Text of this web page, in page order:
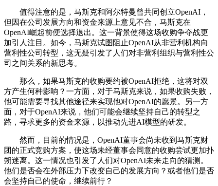
值得注意的是，马斯克和阿尔特曼曾共同创立OpenAI，
但因在公司发展方向和资金来源上意见不合，马斯克在
OpenAI崛起前便选择退出。这一背景使得这场收购争夺战更
加引人注目。如今，马斯克试图阻止OpenAI从非营利机构向
营利性公司转型，这无疑引发了人们对非营利组织与营利性公
司之间关系的新思考。
那么，如果马斯克的收购要约被OpenAI拒绝，这将对双
方产生何种影响？一方面，对于马斯克来说，如果收购失败，
他可能需要寻找其他途径来实现他对OpenAI的愿景。另一方
面，对于OpenAI来说，他们可能会继续坚持自己的转型之
路，寻求更多的资金来源，以推动先进AI模型的研发。
然而，目前的情况是，OpenAI董事会尚未收到马斯克财
团的正式竞购方案，使这场未经董事会同意的收购尝试更加扑
朔迷离。这一情况也引发了人们对OpenAI未来走向的猜测。
他们是否会在外部压力下改变自己的发展方向？或者他们是否
会坚持自己的使命，继续前行？